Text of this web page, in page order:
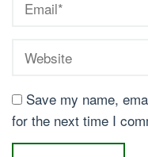
Save my name,
for the next time I